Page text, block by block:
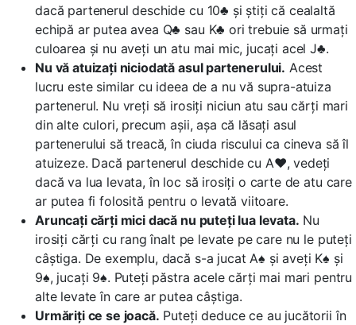
dacă partenerul deschide cu 10♣ și știți că cealaltă
echipă ar putea avea Q♣ sau K♣ ori trebuie să urmați
culoarea și nu aveți un atu mai mic, jucați acel J♣.
Nu vă atuizați niciodată asul partenerului. Acest
lucru este similar cu ideea de a nu vă supra-atuiza
partenerul. Nu vreți să irosiți niciun atu sau cărți mari
din alte culori, precum așii, așa că lăsați asul
partenerului să treacă, în ciuda riscului ca cineva să îl
atuizeze. Dacă partenerul deschide cu A♥, vedeți
dacă va lua levata, în loc să irosiți o carte de atu care
ar putea fi folosită pentru o levată viitoare.
Aruncați cărți mici dacă nu puteți lua levata. Nu
irosiți cărți cu rang înalt pe levate pe care nu le puteți
câștiga. De exemplu, dacă s-a jucat A♠ și aveți K♠ și
9♠, jucați 9♠. Puteți păstra acele cărți mai mari pentru
alte levate în care ar putea câștiga.
Urmăriți ce se joacă. Puteți deduce ce au jucătorii în